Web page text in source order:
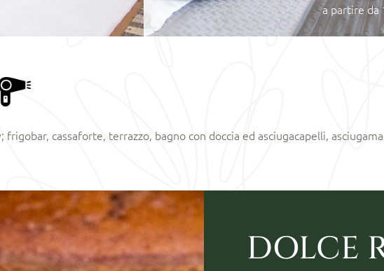
a partire da
cassaforte, terrazzo, bagno con doccia ed asciugacapelli,
DOLCE